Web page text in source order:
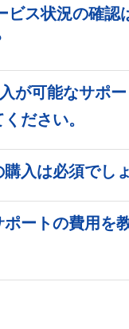
ビス状況の確認
が可能なサポ
ださい。
入は必須でし
ポートの費用を